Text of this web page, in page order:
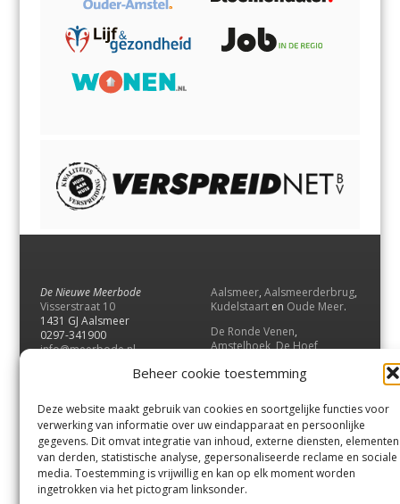
Beheer cookie toestemming
Deze website maakt gebruik van cookies en soortgelijke functies voor
verwerking van informatie over uw eindapparaat en persoonlijke
gegevens. Dit omvat integratie van inhoud, externe diensten, elementen
van derden, statistische analyse, gepersonaliseerde reclame en sociale
media. Toestemming is vrijwillig en kan op elk moment worden
ingetrokken via het pictogram linksonder.
De Nieuwe Meerbode
Visserstraat 10
1431 GJ Aalsmeer
0297-341900
info@meerbode.nl
Aalsmeer, Aalsmeerderbrug,
Kudelstaart en Oude Meer.
De Ronde Venen,
Amstelhoek,De Hoef,
Vrouwenakker,Waverveen
UithoornenDe Kwakel.
Contact
Andere uitgaven
Bezorgklacht